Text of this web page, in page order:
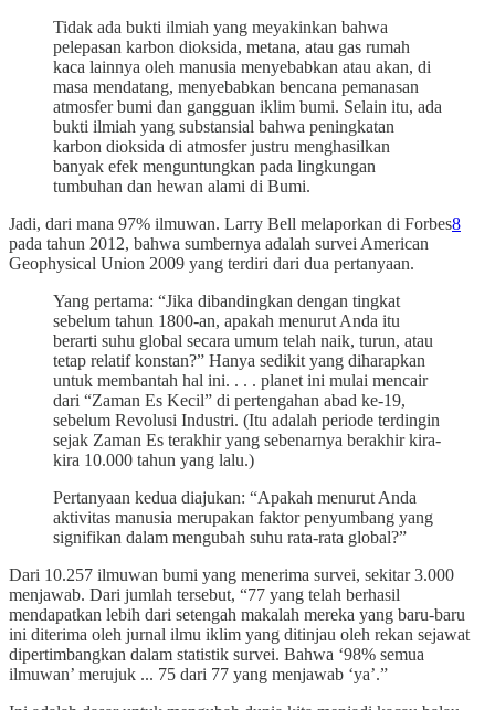
Tidak ada bukti ilmiah yang meyakinkan bahwa
pelepasan karbon dioksida, metana, atau gas rumah
kaca lainnya oleh manusia menyebabkan atau akan, di
masa mendatang, menyebabkan bencana pemanasan
atmosfer bumi dan gangguan iklim bumi. Selain itu, ada
bukti ilmiah yang substansial bahwa peningkatan
karbon dioksida di atmosfer justru menghasilkan
banyak efek menguntungkan pada lingkungan
tumbuhan dan hewan alami di Bumi.
Jadi, dari mana 97% ilmuwan. Larry Bell melaporkan di Forbes8
pada tahun 2012, bahwa sumbernya adalah survei American
Geophysical Union 2009 yang terdiri dari dua pertanyaan.
Yang pertama: “Jika dibandingkan dengan tingkat
sebelum tahun 1800-an, apakah menurut Anda itu
berarti suhu global secara umum telah naik, turun, atau
tetap relatif konstan?” Hanya sedikit yang diharapkan
untuk membantah hal ini. . . . planet ini mulai mencair
dari “Zaman Es Kecil” di pertengahan abad ke-19,
sebelum Revolusi Industri. (Itu adalah periode terdingin
sejak Zaman Es terakhir yang sebenarnya berakhir kira-
kira 10.000 tahun yang lalu.)
Pertanyaan kedua diajukan: “Apakah menurut Anda
aktivitas manusia merupakan faktor penyumbang yang
signifikan dalam mengubah suhu rata-rata global?”
Dari 10.257 ilmuwan bumi yang menerima survei, sekitar 3.000
menjawab. Dari jumlah tersebut, “77 yang telah berhasil
mendapatkan lebih dari setengah makalah mereka yang baru-baru
ini diterima oleh jurnal ilmu iklim yang ditinjau oleh rekan sejawat
dipertimbangkan dalam statistik survei. Bahwa ‘98% semua
ilmuwan’ merujuk ... 75 dari 77 yang menjawab ‘ya’.”